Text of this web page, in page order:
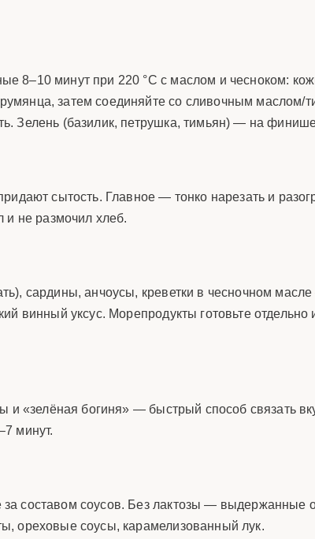
8–10 минут при 220 °C с маслом и чесноком:
затем соединяйте со сливочным маслом/
Зелень (базилик, петрушка, тимьян) — на
сытость. Главное — тонко нарезать и
и не размочил хлеб.
сардины, анчоусы, креветки в чесночном
винный уксус. Морепродукты готовьте
«зелёная богиня» — быстрый способ связать
минут.
составом соусов. Без лактозы — выдержанные
ореховые соусы, карамелизованный лук.